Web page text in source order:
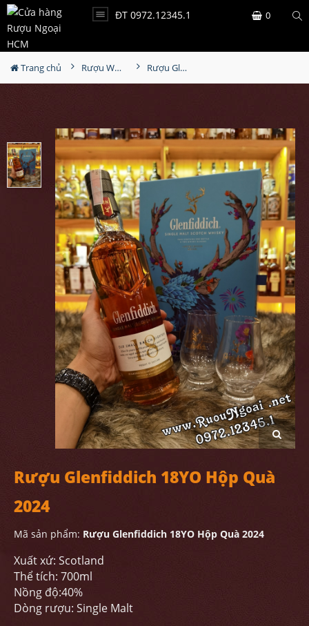
ĐT 0972.12345.1 0
Trang chủ Rượu Whisky Rượu Glenfiddich 18YO Hộp Quà 2024
Rượu Glenfiddich 18YO Hộp Quà
2024
Mã sản phẩm: Rượu Glenfiddich 18YO Hộp Quà 2024
Xuất xứ: Scotland
Thể tích: 700ml
Nồng độ:40%
Dòng rượu: Single Malt